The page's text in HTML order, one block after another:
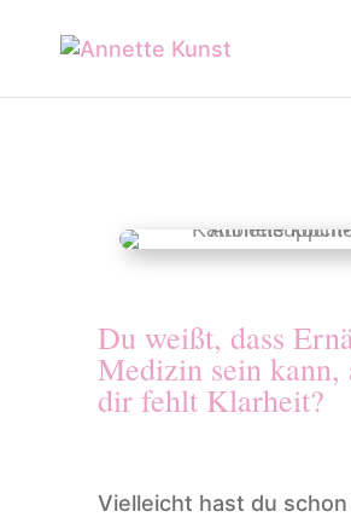
Du weißt, dass
Medizin sein kann,
dir fehlt Klarheit?
Vielleicht hast du